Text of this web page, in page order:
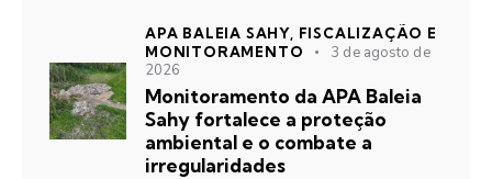
APA BALEIA SAHY, FISCALIZAÇÃO E
MONITORAMENTO
3 de agosto de
2026
Monitoramento da APA Baleia
Sahy fortalece a proteção
ambiental e o combate a
irregularidades